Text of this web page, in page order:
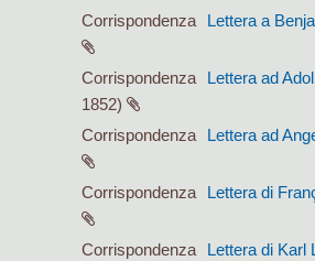
Corrispondenza
Lettera a
Corrispondenza Lettera ad
1852)
Corrispondenza
Lettera ad
Corrispondenza Lettera di
Corrispondenza
Lettera di Karl